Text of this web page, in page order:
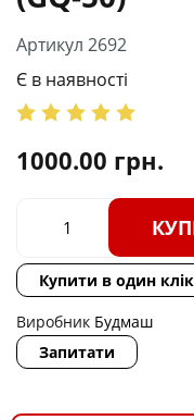
Артикул 2692
Є в наявності
1000.00 грн.
Купити в один клік
Виробник Будмаш
Запитати